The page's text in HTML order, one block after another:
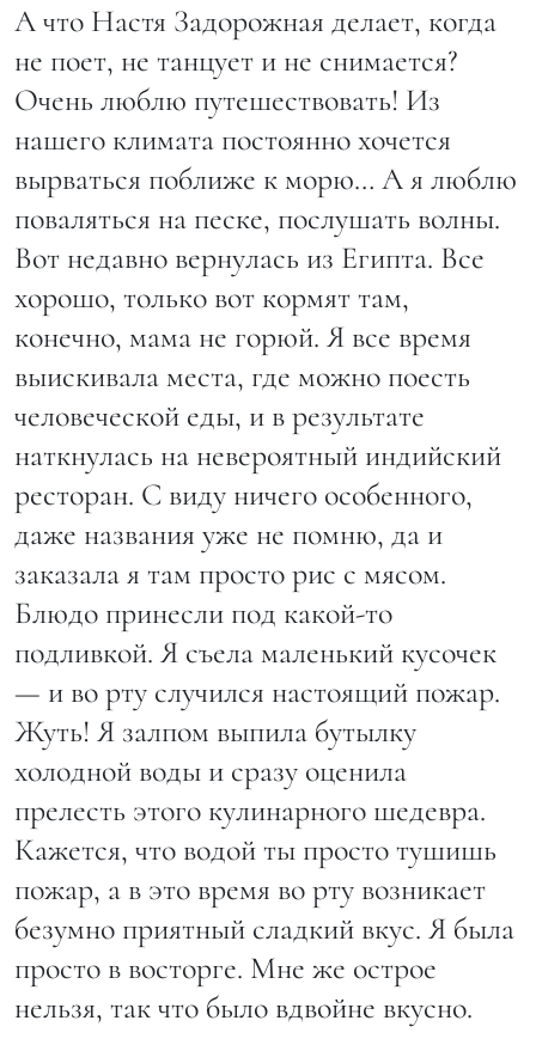
А что Настя Задорожная делает, когда
не поет, не танцует и не снимается?
Очень люблю путешествовать! Из
нашего климата постоянно хочется
вырваться поближе к морю… А я люблю
поваляться на песке, послушать волны.
Вот недавно вернулась из Египта. Все
хорошо, только вот кормят там,
конечно, мама не горюй. Я все время
выискивала места, где можно поесть
человеческой еды, и в результате
наткнулась на невероятный индийский
ресторан. С виду ничего особенного,
даже названия уже не помню, да и
заказала я там просто рис с мясом.
Блюдо принесли под какой-то
подливкой. Я съела маленький кусочек
— и во рту случился настоящий пожар.
Жуть! Я залпом выпила бутылку
холодной воды и сразу оценила
прелесть этого кулинарного шедевра.
Кажется, что водой ты просто тушишь
пожар, а в это время во рту возникает
безумно приятный сладкий вкус. Я была
просто в восторге. Мне же острое
нельзя, так что было вдвойне вкусно.